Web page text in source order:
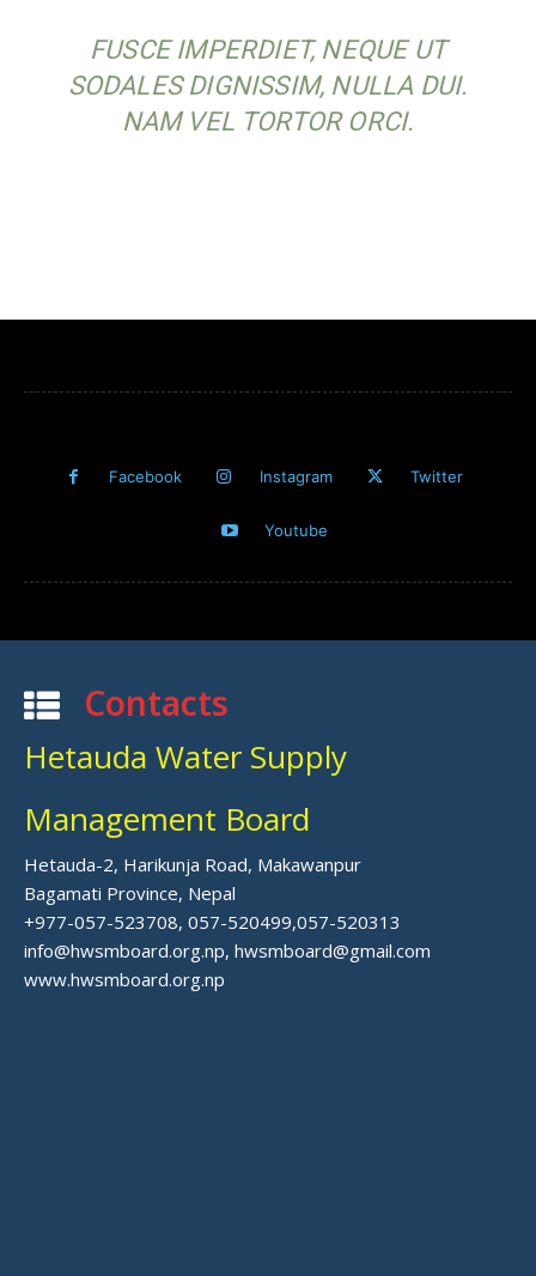
FUSCE IMPERDIET, NEQUE UT
SODALES DIGNISSIM, NULLA DUI.
NAM VEL TORTOR ORCI.
Facebook Instagram Twitter
Youtube
Contacts
Hetauda Water Supply
Management Board
Hetauda-2, Harikunja Road, Makawanpur
Bagamati Province, Nepal
+977-057-523708, 057-520499,057-520313
info@hwsmboard.org.np, hwsmboard@gmail.com
www.hwsmboard.org.np